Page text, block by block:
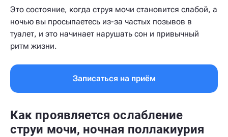
Это состояние, когда струя мочи становится слабой, а
ночью вы просыпаетесь из-за частых позывов в
туалет, и это начинает нарушать сон и привычный
ритм жизни.
Записаться на приём
Как проявляется ослабление
струи мочи, ночная поллакиурия